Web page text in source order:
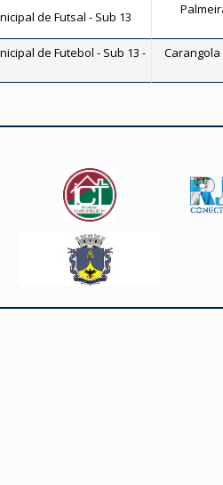
de Futsal - Sub 13
de Futebol - Sub 13 -
Carangola